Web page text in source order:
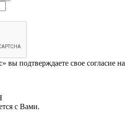
вы подтверждаете свое согласие на
с Вами.